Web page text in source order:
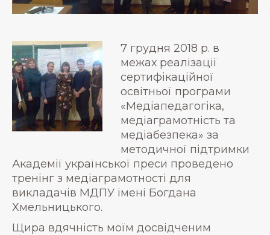
7 грудня 2018 р. в
межах реалізації
сертифікаційної
освітньої програми
«Медіапедагогіка,
медіаграмотність та
медіабезпека» за
методичної підтримки
Академії української преси проведено
тренінг з медіаграмотності для
викладачів МДПУ імені Богдана
Хмельницького.
Щира вдячність моїм досвідченим